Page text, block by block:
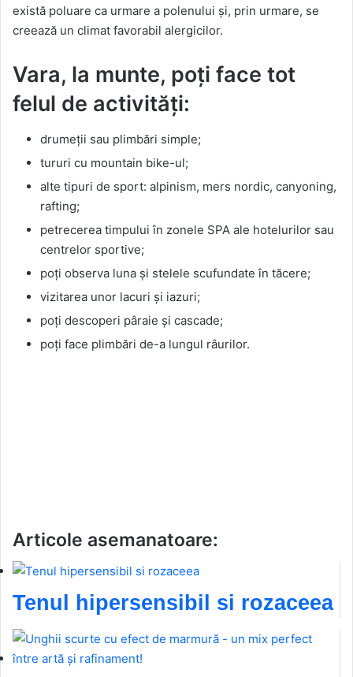
există poluare ca urmare a polenului și, prin urmare, se
creează un climat favorabil alergicilor.
Vara, la munte, poți face tot
felul de activități:
drumeții sau plimbări simple;
tururi cu mountain bike-ul;
alte tipuri de sport: alpinism, mers nordic, canyoning,
rafting;
petrecerea timpului în zonele SPA ale hotelurilor sau
centrelor sportive;
poți observa luna și stelele scufundate în tăcere;
vizitarea unor lacuri și iazuri;
poți descoperi pâraie și cascade;
poți face plimbări de-a lungul râurilor.
Articole asemanatoare:
Tenul hipersensibil si rozaceea